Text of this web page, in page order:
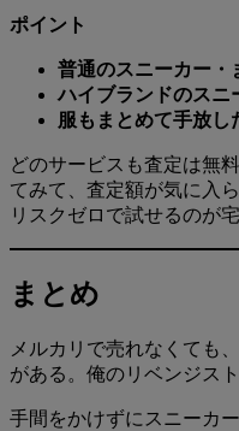
ポイント
普通のスニーカー・
ハイブランドのスニ
服もまとめて手放し
どのサービスも査定は無
てみて、査定額が気に入
リスクゼロで試せるのが
まとめ
メルカリで売れなくても
がある。俺のリベンジス
手間をかけずにスニーカ